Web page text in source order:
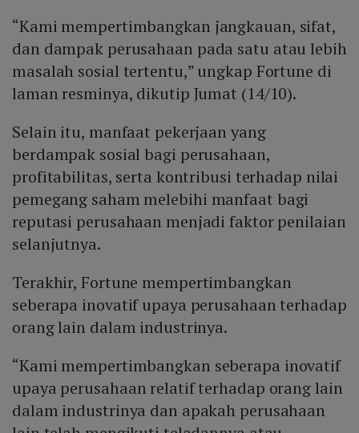
“Kami mempertimbangkan jangkauan, sifat,
dan dampak perusahaan pada satu atau lebih
masalah sosial tertentu,” ungkap Fortune di
laman resminya, dikutip Jumat (14/10).
Selain itu, manfaat pekerjaan yang
berdampak sosial bagi perusahaan,
profitabilitas, serta kontribusi terhadap nilai
pemegang saham melebihi manfaat bagi
reputasi perusahaan menjadi faktor penilaian
selanjutnya.
Terakhir, Fortune mempertimbangkan
seberapa inovatif upaya perusahaan terhadap
orang lain dalam industrinya.
“Kami mempertimbangkan seberapa inovatif
upaya perusahaan relatif terhadap orang lain
dalam industrinya dan apakah perusahaan